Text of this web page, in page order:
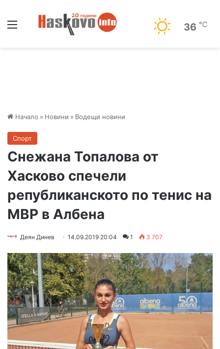
36 ℃
Начало » Новини » Водещи новини
Спорт
Снежана Топалова от
Хасково спечели
републиканското по тенис на
МВР в Албена
Деян Динев 14.09.2019 20:04 1 3 707